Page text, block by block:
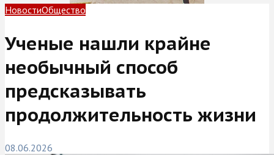
НовостиОбщество
Ученые нашли крайне
необычный способ
предсказывать
продолжительность жизни
08.06.2026